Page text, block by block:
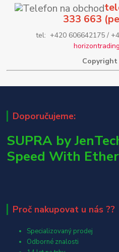
333 663
tel: +420 606642175 /
Doporučujeme:
SUPRA by
Speed With
Proč nakupovat u nás ??
Specializovaný prodej
Odborné znalosti